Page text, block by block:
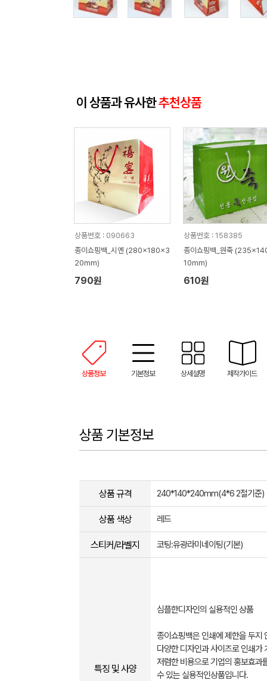
이 상품과 유사한추천상품
상품번호 : 090663
종이쇼핑백_시옌 (280x180x3
20mm)
790원
상품번호 : 158385
종이쇼핑백_원죽
10mm)
610원
상품정보 기본정보 상세설명 제작가이드
상품 기본정보
상품 규격 240*140*240mm(4*6 2절기준)
상품 색상 레드
스티커/라벨지 코팅:유광라미네이팅(기본)
특징 및 사양
심플한디자인의 실용적인 상품
종이쇼핑백은 인쇄에 제한을 두지
다양한 디자인과 사이즈로 인쇄가
저렴한 비용으로 기업의 홍보효과
수 있는 실용적인상품입니다.